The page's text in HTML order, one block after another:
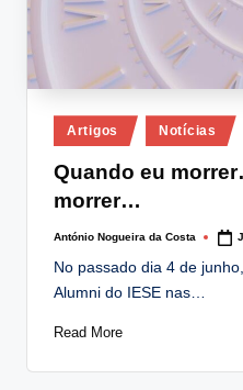
Posted
in
Artigos Notícias
Quando eu
morrer…
Posted
António Nogueira da Costa
No passado dia 4 de
Alumni do IESE nas…
Read More